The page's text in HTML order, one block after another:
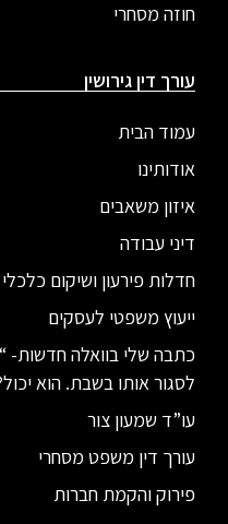
חוזה מסחרי
עורך דין גירושין
עמוד הבית
אודותינו
איזון משאבים
דיני עבודה
חדלות פירעון ושיקום
ייעוץ משפטי לעסקים
כתבה שלי בוואלה חדשות-
לסגור אותו בשבת. הוא
עו”ד שמעון צור
עורך דין משפט מסחרי
פירוק והקמת חברות